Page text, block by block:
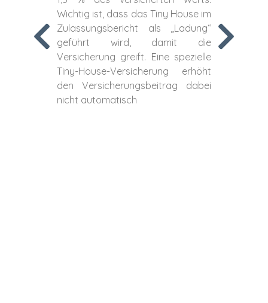
Wichtig ist, dass das Tiny House im
Zulassungsbericht als „Ladung“
geführt wird, damit die
Versicherung greift. Eine spezielle
Tiny-House-Versicherung erhöht
den Versicherungsbeitrag dabei
nicht automatisch